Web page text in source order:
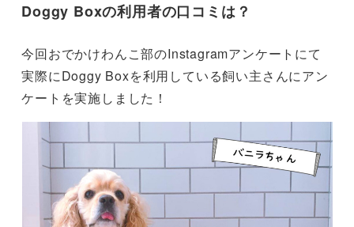
Doggy Boxの利用者の口コミは？
今回おでかけわんこ部のInstagramアンケートにて
実際にDoggy Boxを利用している飼い主さんにアン
ケートを実施しました！